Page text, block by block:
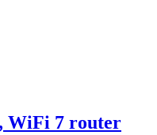
WiFi 7 router